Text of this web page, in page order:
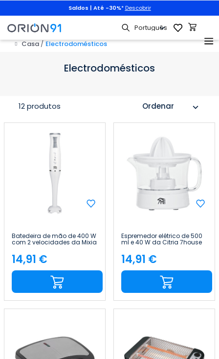
Saldos | Até -30%* Descobrir
Casa Electrodomésticos
Electrodomésticos
Ordenar expand_more
12 produtos
Batedeira de mão de 400 W
com 2 velocidades da Mixia
Preço
14,91 €
Espremedor elétrico de 500
ml e 40 W da Citria 7house
Preço
14,91 €